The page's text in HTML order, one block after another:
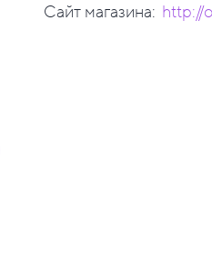
Сайт магазина: http://